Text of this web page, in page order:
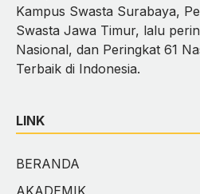
Kampus Swasta Surabaya,
Swasta Jawa Timur, lalu
Nasional, dan Peringkat 61
Terbaik di Indonesia.
LINK
BERANDA
AKADEMIK